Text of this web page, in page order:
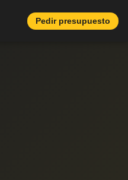
Pedir presupuesto